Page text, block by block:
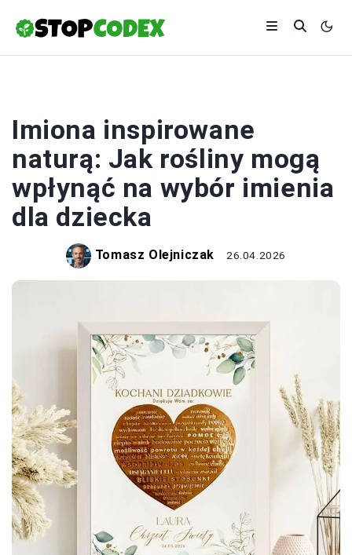
Imiona inspirowane
naturą: Jak rośliny mogą
wpłynąć na wybór imienia
dla dziecka
Tomasz Olejniczak 26.04.2026